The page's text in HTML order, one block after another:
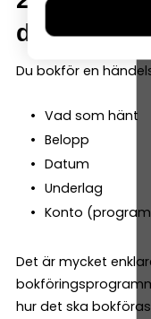
ditt
Du bokför en
Vad som hänt
Belopp
Datum
Underlag
Konto
Det är mycket
hur det ska